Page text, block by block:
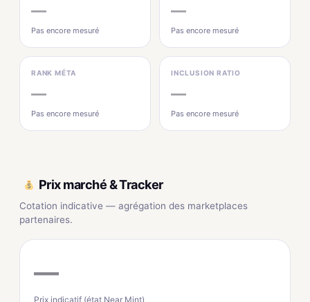
—
Pas encore mesuré
—
Pas encore mesuré
RANK MÉTA
—
Pas encore mesuré
INCLUSION RATIO
—
Pas encore mesuré
Prix marché & Tracker
Cotation indicative — agrégation des marketplaces
partenaires.
—
Prix indicatif (état Near Mint)